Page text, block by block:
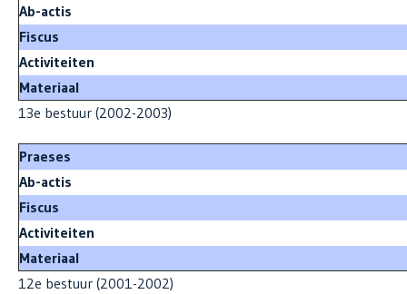
Ab-actis
Fiscus
Activiteiten
Materiaal
13e bestuur (2002-2003)
Praeses
Ab-actis
Fiscus
Activiteiten
Materiaal
12e bestuur (2001-2002)